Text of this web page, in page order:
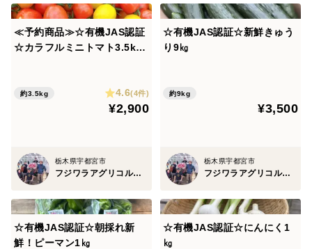
≪予約商品≫☆有機JAS認証
☆カラフルミニトマト3.5kg
約3.5kg 4.6(4件)
¥2,900
栃木県宇都宮市
フジワラアグリコルトゥーラ
☆有機JAS認証☆新鮮きゅう
り9㎏
約9kg
¥3,500
栃木県宇都宮市
フジワラアグリコルトゥーラ
☆有機JAS認証☆朝採れ新
鮮！ピーマン1㎏
☆有機JAS認証☆にんにく1
㎏